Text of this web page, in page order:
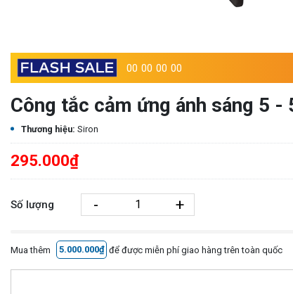
00 00 00 00
Công tắc cảm ứng ánh sáng 5
Thương hiệu: Siron
295.000₫
Số lượng - +
Mua thêm 5.000.000₫ để được miễn phí giao hàng trên toàn quốc